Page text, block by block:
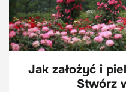
Jak założyć i
Stwórz